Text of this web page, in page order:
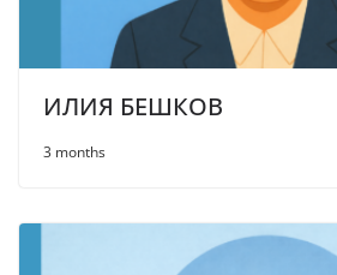
ИЛИЯ БЕШКОВ
3 months